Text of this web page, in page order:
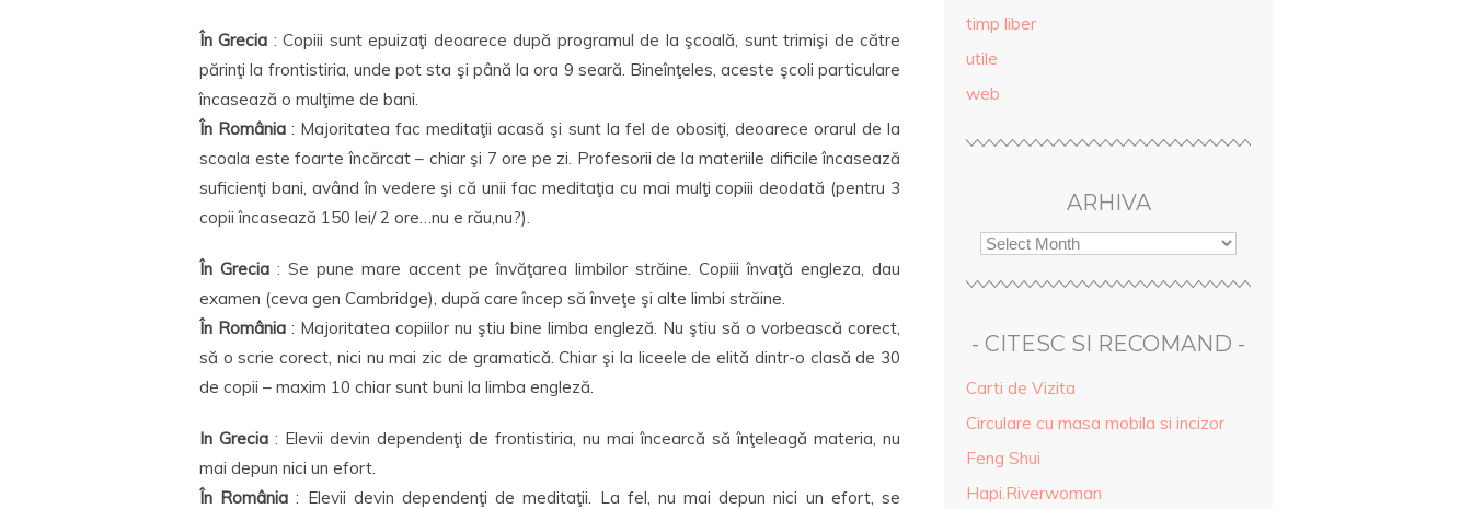
În Grecia : Copiii sunt epuizaţi deoarece după programul de la şcoală, sunt trimişi de către
părinţi la frontistiria, unde pot sta şi până la ora 9 seară. Bineînţeles, aceste şcoli particulare
încasează o mulţime de bani.
În România : Majoritatea fac meditaţii acasă şi sunt la fel de obosiţi, deoarece orarul de la
scoala este foarte încărcat – chiar şi 7 ore pe zi. Profesorii de la materiile dificile încasează
suficienţi bani, având în vedere şi că unii fac meditaţia cu mai mulţi copiii deodată (pentru 3
copii încasează 150 lei/ 2 ore…nu e rău,nu?).
În Grecia : Se pune mare accent pe învăţarea limbilor străine. Copiii învaţă engleza, dau
examen (ceva gen Cambridge), după care încep să înveţe şi alte limbi străine.
În România : Majoritatea copiilor nu ştiu bine limba engleză. Nu ştiu să o vorbească corect,
să o scrie corect, nici nu mai zic de gramatică. Chiar şi la liceele de elită dintr-o clasă de 30
de copii – maxim 10 chiar sunt buni la limba engleză.
In Grecia : Elevii devin dependenţi de frontistiria, nu mai încearcă să înţeleagă materia, nu
mai depun nici un efort.
În România : Elevii devin dependenţi de meditaţii. La fel, nu mai depun nici un efort, se
timp liber
utile
web
ARHIVA
- CITESC SI RECOMAND -
Carti de Vizita
Circulare cu masa mobila si incizor
Feng Shui
Hapi.Riverwoman